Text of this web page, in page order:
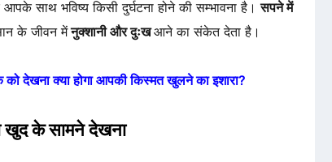
साथ भविष्य किसी दुर्घटना होने की सम्भावना है।सपने में
के जीवन मेंनुक्शानी और दुःखआने का संकेत देता है।
देखना क्या होगा आपकी किस्मत खुलने का इशारा?
खुद के सामने देखना